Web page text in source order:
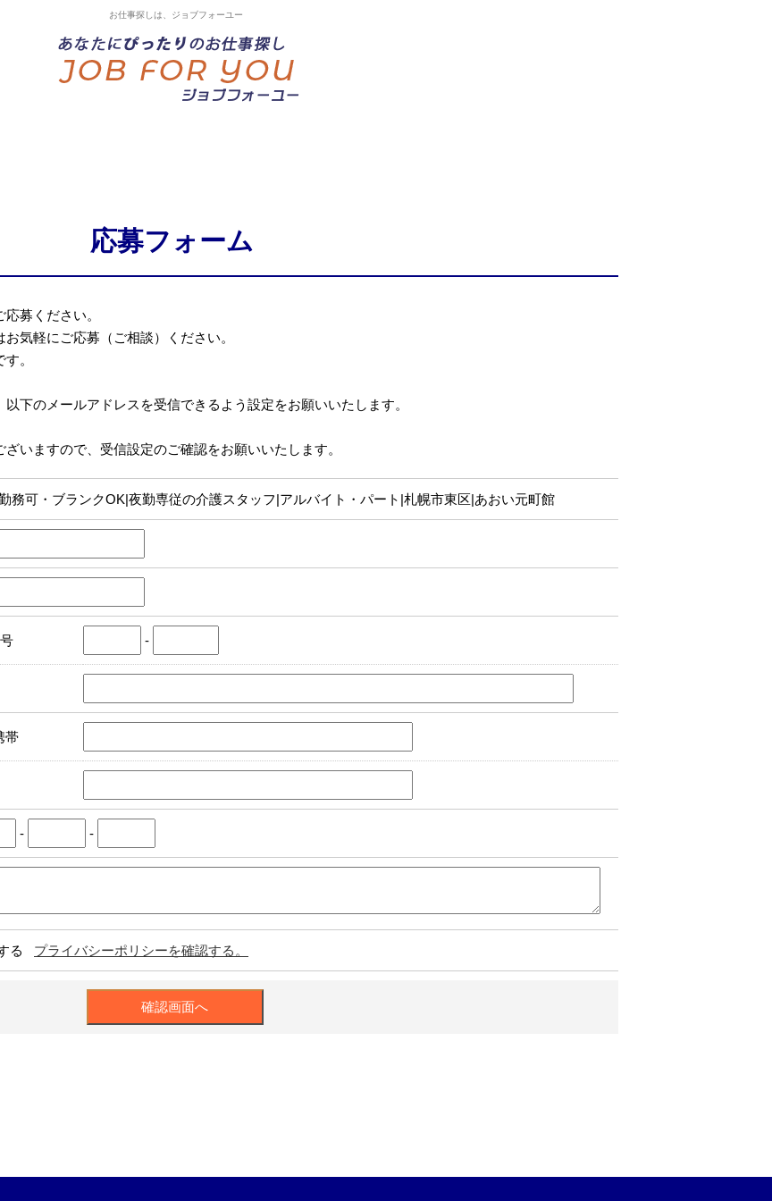
お仕事探しは、ジョブフォーユー
応募フォーム
募ください。
気軽にご応募（ご相談）ください。
。
下のメールアドレスを受信できるよう設定をお願いいたします。
いますので、受信設定のご確認をお願いいたします。
務可・ブランクOK|夜勤専従の介護スタッフ|アルバイト・パート|札幌市東区|あおい元町館
-
帯
- -
る プライバシーポリシーを確認する。